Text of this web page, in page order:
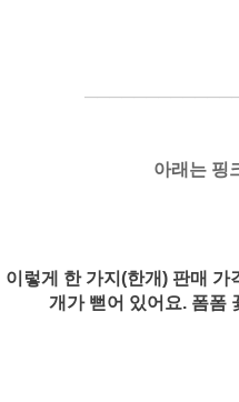
아래는 핑
이렇게 한 가지(한개) 판매 가
개가 뻗어 있어요. 폼폼